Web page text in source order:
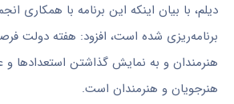
دیلم، با بیان اینکه این برنامه با همکاری
برنامه‌ریزی شده است، افزود: هفته دولت
هنرمندان و به نمایش گذاشتن استعدادها و
هنرجویان و هنرمندان است.